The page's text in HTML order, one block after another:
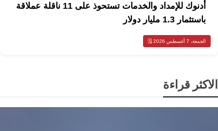
أدنوك للإمداد والخدمات تستحوذ على 11 ناقلة عملاقة
باستثمار 1.3 مليار دولار
الجمعة، 7 أغسطس 2026 🗓️
الاكثر قراءة